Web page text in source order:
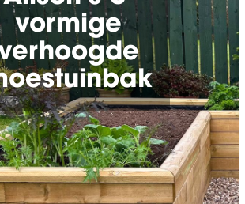
vormige